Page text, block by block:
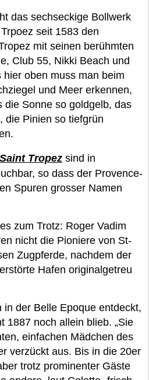
das sechseckige Bollwerk
seit 1583 den
mit seinen berühmten
Club 55, Nikki Beach und
oben muss man beim
und Meer erkennen,
die Sonne so goldgelb, das
die Pinien so tiefgrün
Tropez sind in
so dass der Provence-
Spuren grosser Namen
zum Trotz: Roger Vadim
nicht die Pioniere von St-
Zugpferde, nachdem der
Hafen originalgetreu
in der Belle Epoque entdeckt,
1887 noch allein blieb. „Sie
einfachen Mädchen des
verzückt aus. Bis in die 20er
trotz prominenter Gäste